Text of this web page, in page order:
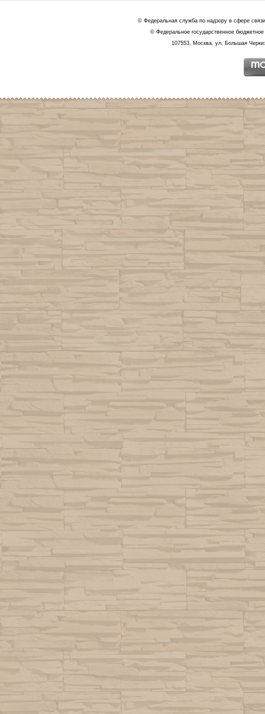
© Федеральная служба по надзору в сфере
© Федеральное государственное
107553, Москва, ул. Большая